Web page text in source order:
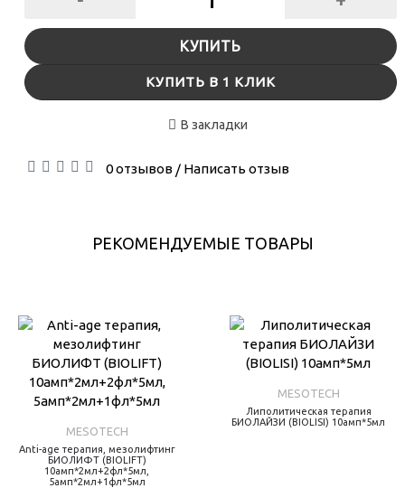
КУПИТЬ
КУПИТЬ В 1 КЛИК
В закладки
0 отзывов/ Написать отзыв
РЕКОМЕНДУЕМЫЕ ТОВАРЫ
MESOTECH
Anti-age терапия, мезолифтинг
БИОЛИФТ (BIOLIFT)
10амп*2мл+2фл*5мл,
5амп*2мл+1фл*5мл
MESOTECH
Липолитическая терапия
БИОЛАЙЗИ (BIOLISI) 10амп*5мл